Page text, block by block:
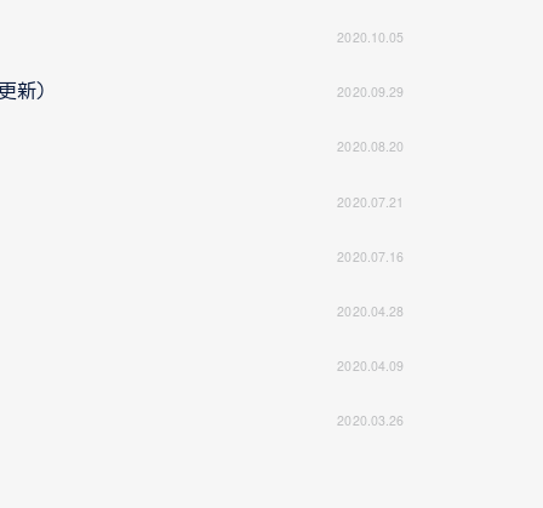
2020.10.05
） 2020.09.29
2020.08.20
2020.07.21
2020.07.16
2020.04.28
2020.04.09
2020.03.26